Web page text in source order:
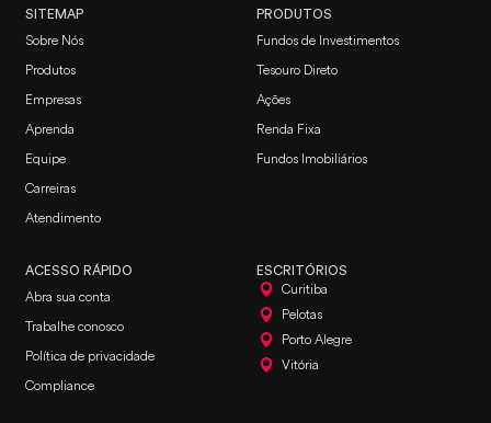
SITEMAP
Sobre Nós
Produtos
Empresas
Aprenda
Equipe
Carreiras
Atendimento
PRODUTOS
Fundos de Investimentos
Tesouro Direto
Ações
Renda Fixa
Fundos Imobiliários
ACESSO RÁPIDO
Abra sua conta
Trabalhe conosco
Política de privacidade
Compliance
ESCRITÓRIOS
Curitiba
Pelotas
Porto Alegre
Vitória